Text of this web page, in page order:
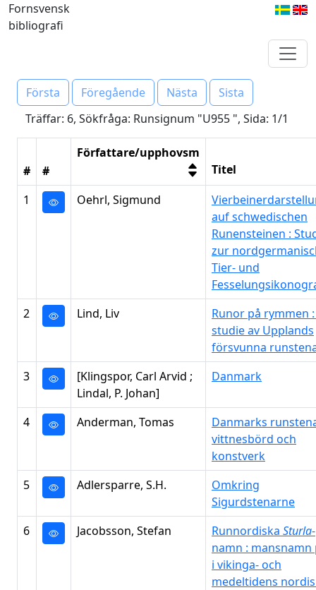
Fornsvensk
bibliografi
Första Föregående Nästa
Sista
Träffar: 6, Sökfråga: Runsignum "U955 ", Sida: 1/1
# #
Författare/upphovsm
Titel
1
Oehrl, Sigmund
auf schwedischen
Runensteinen :
zur
Tier- und
2
Lind, Liv
Runor på rymmen
studie av Upplands
försvunna
3
[Klingspor, Carl Arvid ;
Lindal, P. Johan]
Danmark
4 Anderman, Tomas
Danmarks
vittnesbörd och
konstverk
5
Adlersparre, S.H.
Omkring
Sigurdstenarne
6
Jacobsson, Stefan Runnordiska Sturla-
namn : mansnamn
i vikinga- och
medeltidens